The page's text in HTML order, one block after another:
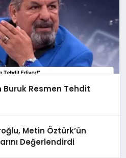
Buruk Resmen Tehdit
Metin Öztürk’ün
Değerlendirdi